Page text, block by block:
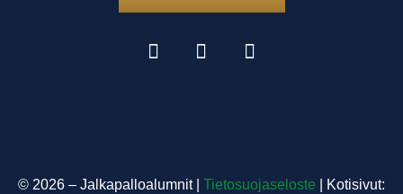
© 2026 – Jalkapalloalumnit | Tietosuojaseloste | Kotisivut: